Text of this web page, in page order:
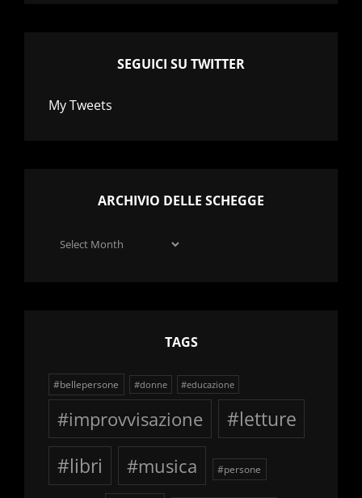
SEGUICI SU TWITTER
My Tweets
ARCHIVIO DELLE SCHEGGE
Archivio
TAGS
#bellepersone #donne #educazione
#improvvisazione
#letture
#libri
#musica #persone